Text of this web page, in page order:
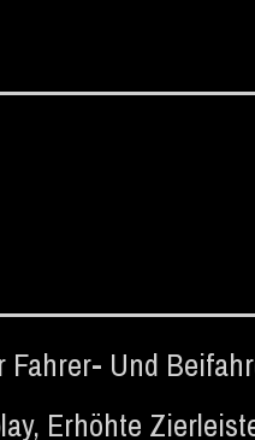
Und
, Erhöhte